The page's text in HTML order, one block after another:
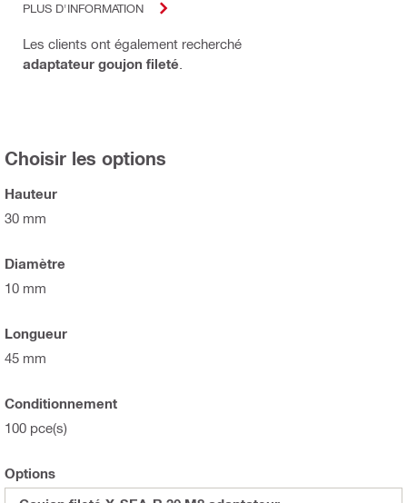
PLUS D'INFORMATION
Les clients ont également recherché
adaptateur goujon fileté
Choisir les options
Hauteur
30 mm
Diamètre
10 mm
Longueur
45 mm
Conditionnement
100 pce(s)
Options